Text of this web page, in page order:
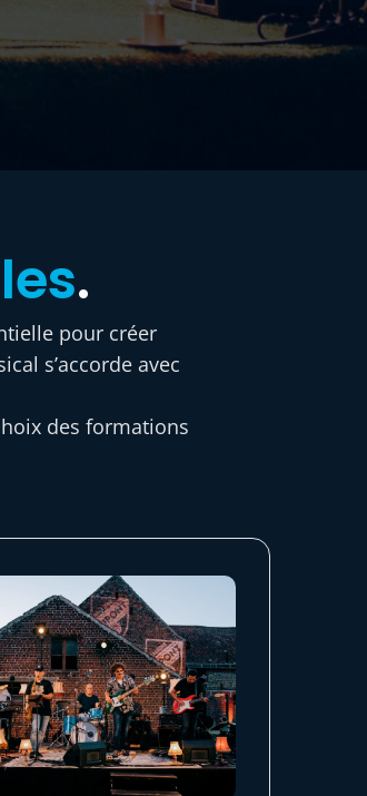
.
pour créer
s’accorde avec
des formations